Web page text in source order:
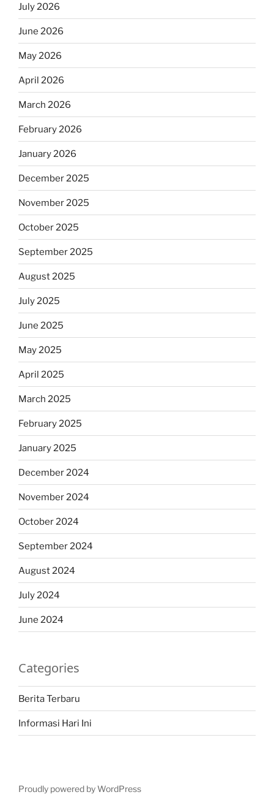
July 2026
June 2026
May 2026
April 2026
March 2026
February 2026
January 2026
December 2025
November 2025
October 2025
September 2025
August 2025
July 2025
June 2025
May 2025
April 2025
March 2025
February 2025
January 2025
December 2024
November 2024
October 2024
September 2024
August 2024
July 2024
June 2024
Categories
Berita Terbaru
Informasi Hari Ini
Proudly powered by WordPress